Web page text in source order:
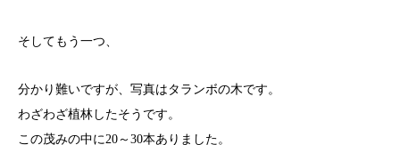
そしてもう一つ、
分かり難いですが、写真はタランボの木です。
わざわざ植林したそうです。
この茂みの中に20～30本ありました。